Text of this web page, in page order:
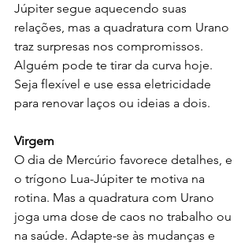
Júpiter segue aquecendo suas
relações, mas a quadratura com Urano
traz surpresas nos compromissos.
Alguém pode te tirar da curva hoje.
Seja flexível e use essa eletricidade
para renovar laços ou ideias a dois.
Virgem
O dia de Mercúrio favorece detalhes, e
o trígono Lua-Júpiter te motiva na
rotina. Mas a quadratura com Urano
joga uma dose de caos no trabalho ou
na saúde. Adapte-se às mudanças e